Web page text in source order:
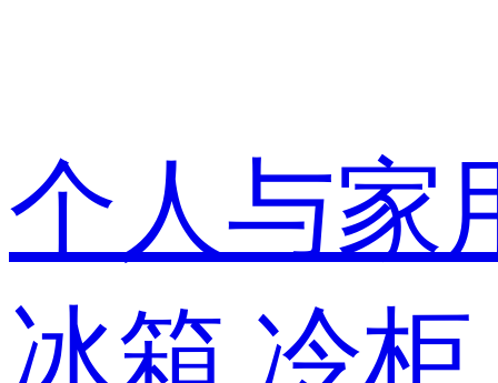
个人与家
冰箱 冷柜